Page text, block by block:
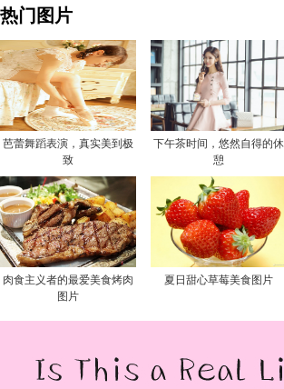
热门图片
芭蕾舞蹈表演，真实美到极
致
下午茶时间，悠然自得的休
憩
肉食主义者的最爱美食烤肉
图片
夏日甜心草莓美食图片